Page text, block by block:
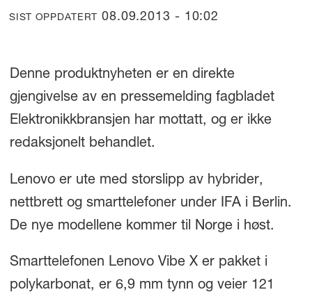
SIST OPPDATERT 08.09.2013 - 10:02
Denne produktnyheten er en direkte
gjengivelse av en pressemelding fagbladet
Elektronikkbransjen har mottatt, og er ikke
redaksjonelt behandlet.
Lenovo er ute med storslipp av hybrider,
nettbrett og smarttelefoner under IFA i Berlin.
De nye modellene kommer til Norge i høst.
Smarttelefonen Lenovo Vibe X er pakket i
polykarbonat, er 6,9 mm tynn og veier 121